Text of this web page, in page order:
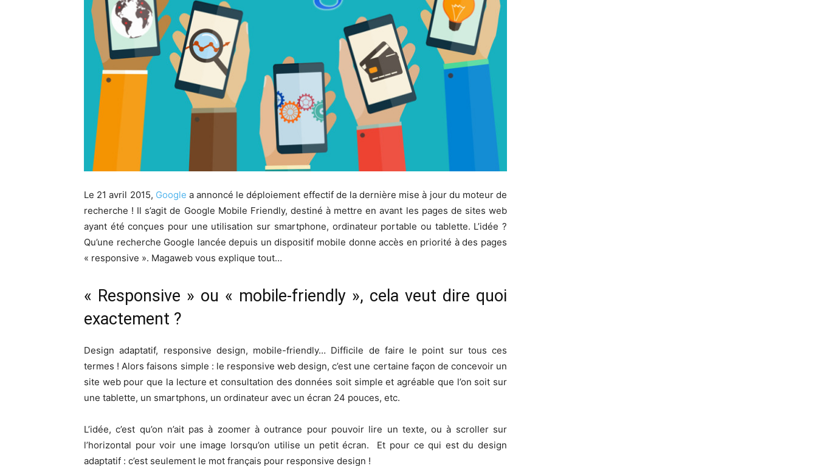
Le 21 avril 2015, Google a annoncé le déploiement effectif de la dernière mise à jour du moteur de
recherche ! Il s’agit de Google Mobile Friendly, destiné à mettre en avant les pages de sites web
ayant été conçues pour une utilisation sur smartphone, ordinateur portable ou tablette. L’idée ?
Qu’une recherche Google lancée depuis un dispositif mobile donne accès en priorité à des pages
« responsive ». Magaweb vous explique tout…
« Responsive » ou « mobile-friendly », cela veut dire quoi
exactement ?
Design adaptatif, responsive design, mobile-friendly… Difficile de faire le point sur tous ces
termes ! Alors faisons simple : le responsive web design, c’est une certaine façon de concevoir un
site web pour que la lecture et consultation des données soit simple et agréable que l’on soit sur
une tablette, un smartphons, un ordinateur avec un écran 24 pouces, etc.
L’idée, c’est qu’on n’ait pas à zoomer à outrance pour pouvoir lire un texte, ou à scroller sur
l’horizontal pour voir une image lorsqu’on utilise un petit écran. Et pour ce qui est du design
adaptatif : c’est seulement le mot français pour responsive design !